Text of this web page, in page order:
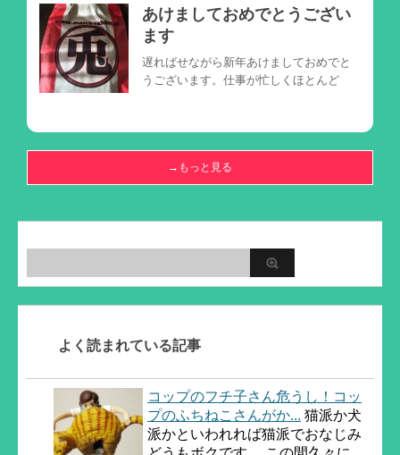
あけましておめでとうござい
ます
遅ればせながら新年あけましておめでと
うございます。仕事が忙しくほとんど
→もっと見る
よく読まれている記事
コップのフチ子さん危うし！コッ
プのふちねこさんがか... 猫派か犬
派かといわれれば猫派でおなじみ